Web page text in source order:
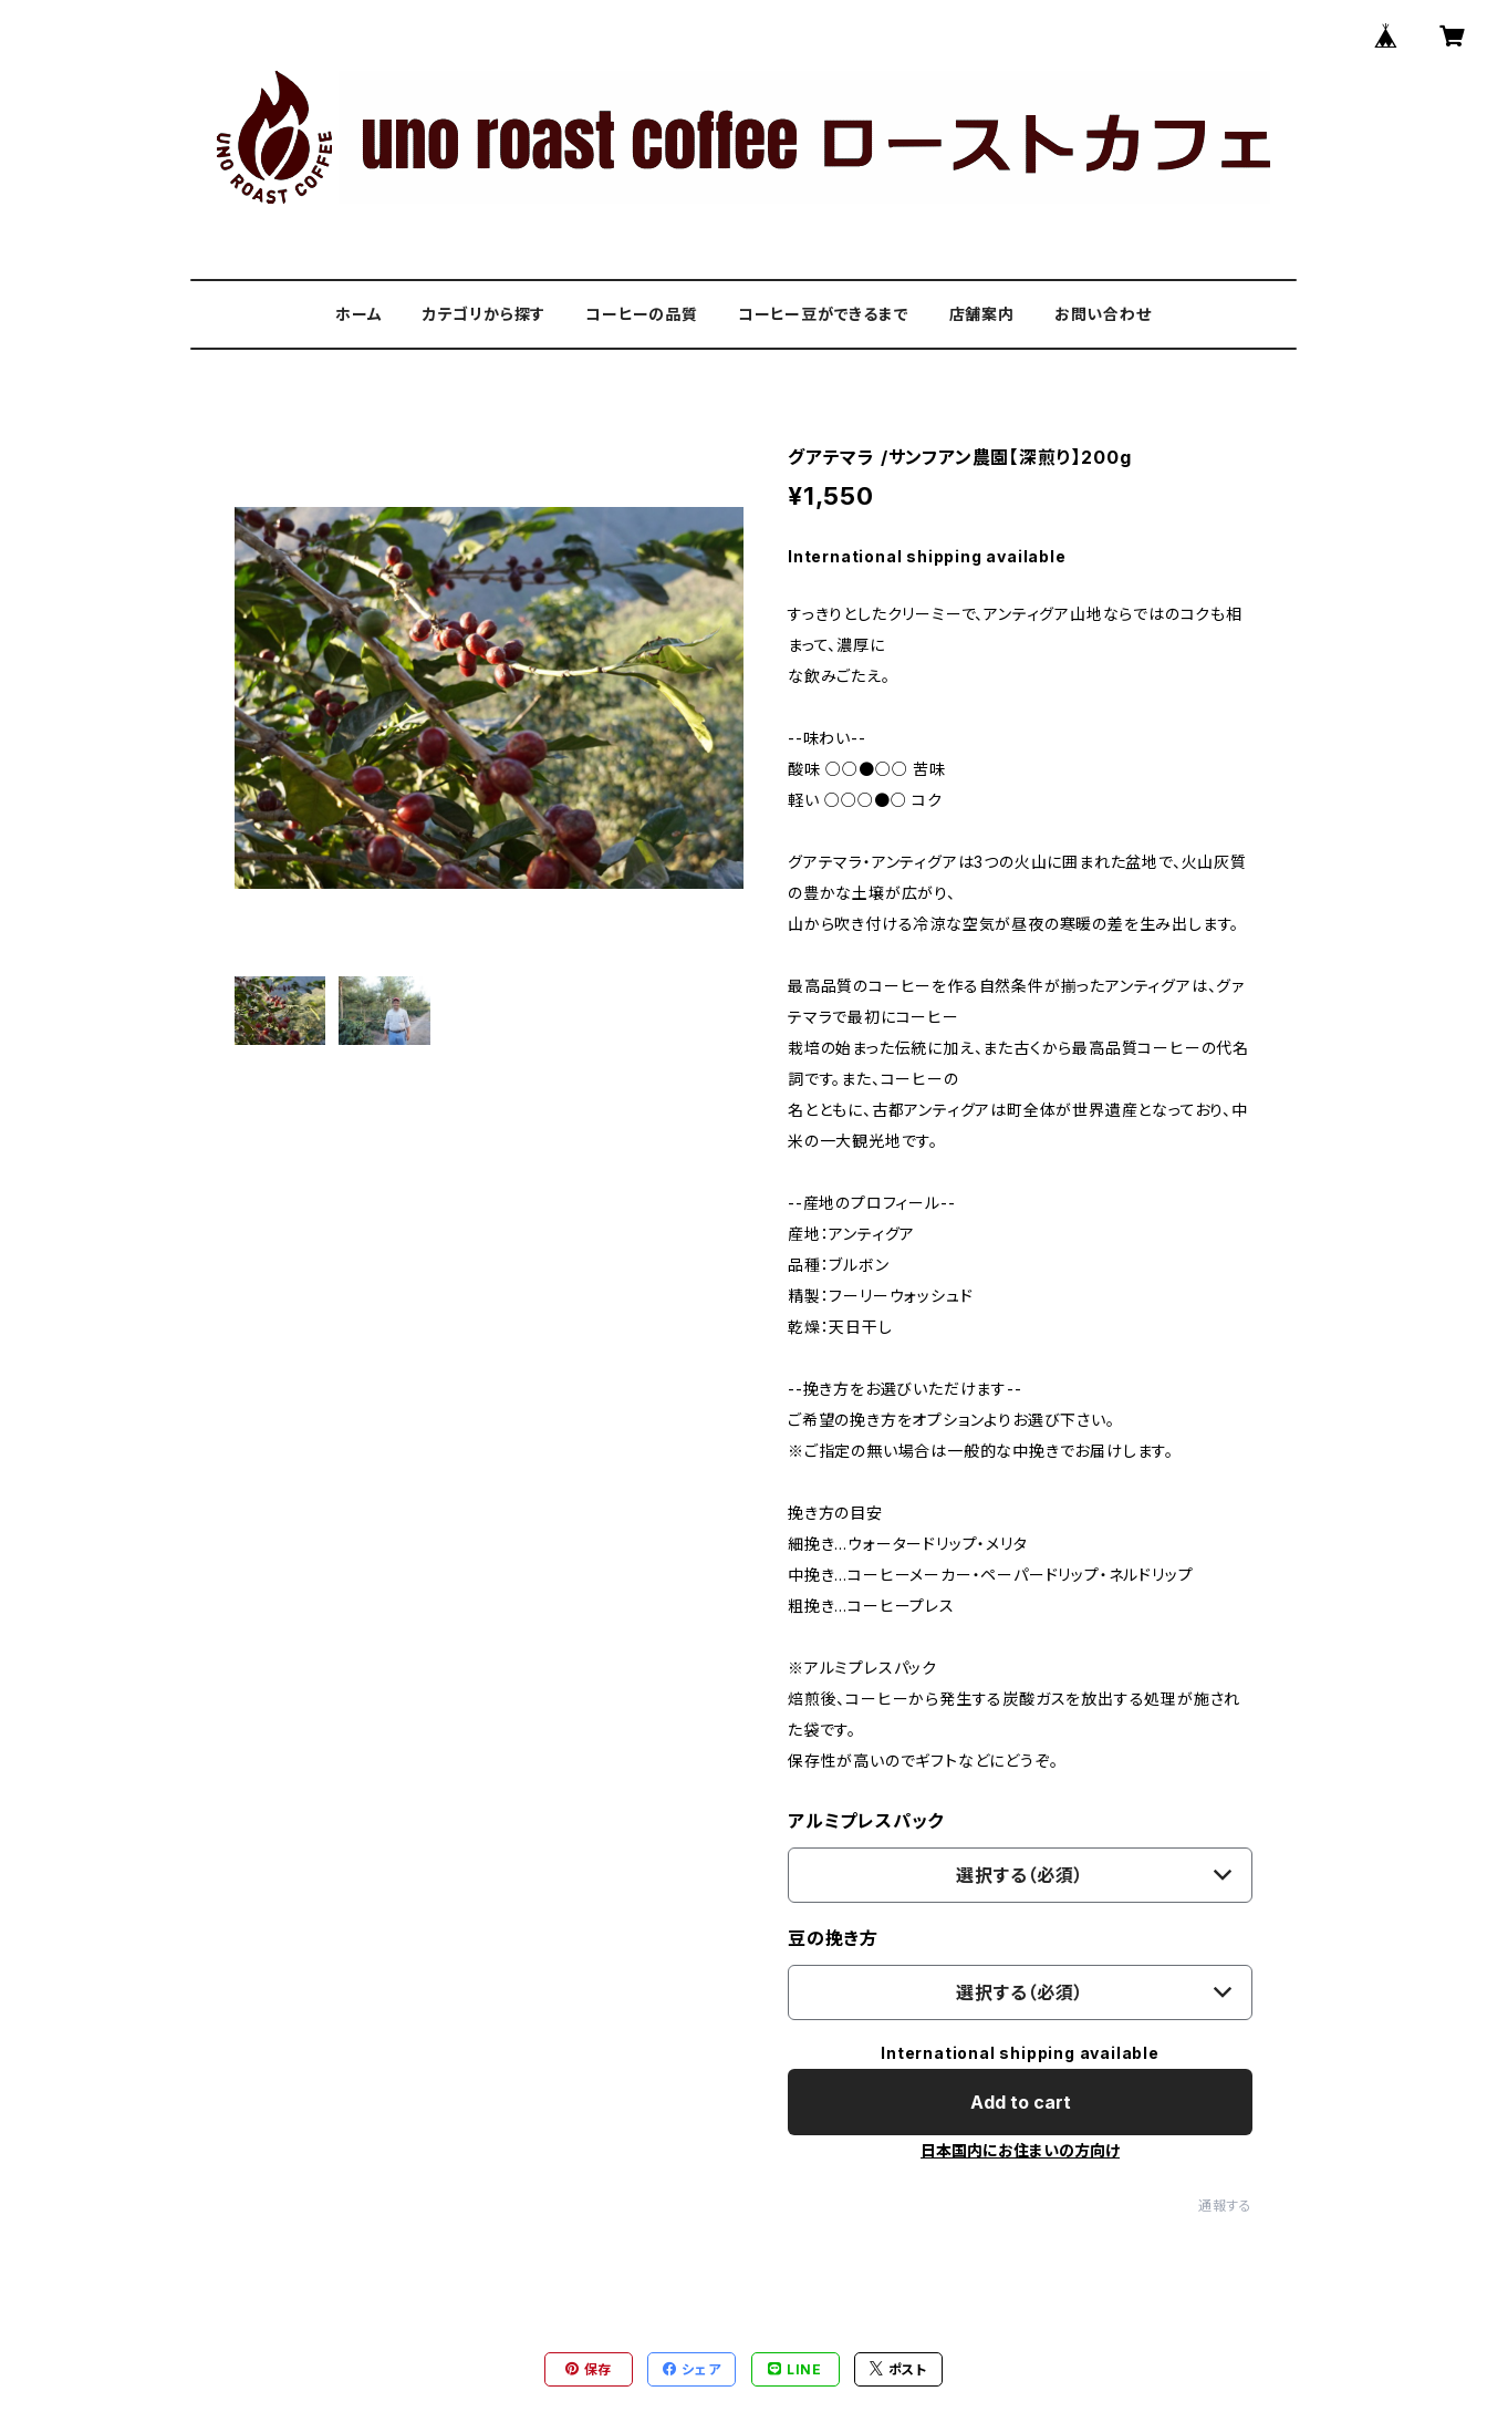
ホーム カテゴリから探す コーヒーの品質 コーヒー豆ができるまで 店舗案内 お問い合わせ
グアテマラ /サンフアン農園【深煎り】200g
¥1,550
International shipping available
すっきりとしたクリーミーで、アンティグア山地ならではのコクも相
まって、濃厚に
な飲みごたえ。
--味わい--
酸味 ○○●○○ 苦味
軽い ○○○●○ コク
グアテマラ・アンティグアは3つの火山に囲まれた盆地で、火山灰質
の豊かな土壌が広がり、
山から吹き付ける冷涼な空気が昼夜の寒暖の差を生み出します。
最高品質のコーヒーを作る自然条件が揃ったアンティグアは、グァ
テマラで最初にコーヒー
栽培の始まった伝統に加え、また古くから最高品質コーヒーの代名
詞です。また、コーヒーの
名とともに、古都アンティグアは町全体が世界遺産となっており、中
米の一大観光地です。
--産地のプロフィール--
産地：アンティグア
品種：ブルボン
精製：フーリーウォッシュド
乾燥：天日干し
--挽き方をお選びいただけます--
ご希望の挽き方をオプションよりお選び下さい。
※ご指定の無い場合は一般的な中挽きでお届けします。
挽き方の目安
細挽き…ウォータードリップ・メリタ
中挽き…コーヒーメーカー・ペーパードリップ・ネルドリップ
粗挽き…コーヒープレス
※アルミプレスパック
焙煎後、コーヒーから発生する炭酸ガスを放出する処理が施され
た袋です。
保存性が高いのでギフトなどにどうぞ。
アルミプレスパック
選択する（必須）
豆の挽き方
選択する（必須）
International shipping available
Add to cart
日本国内にお住まいの方向け
通報する
保存 シェア LINE ポスト